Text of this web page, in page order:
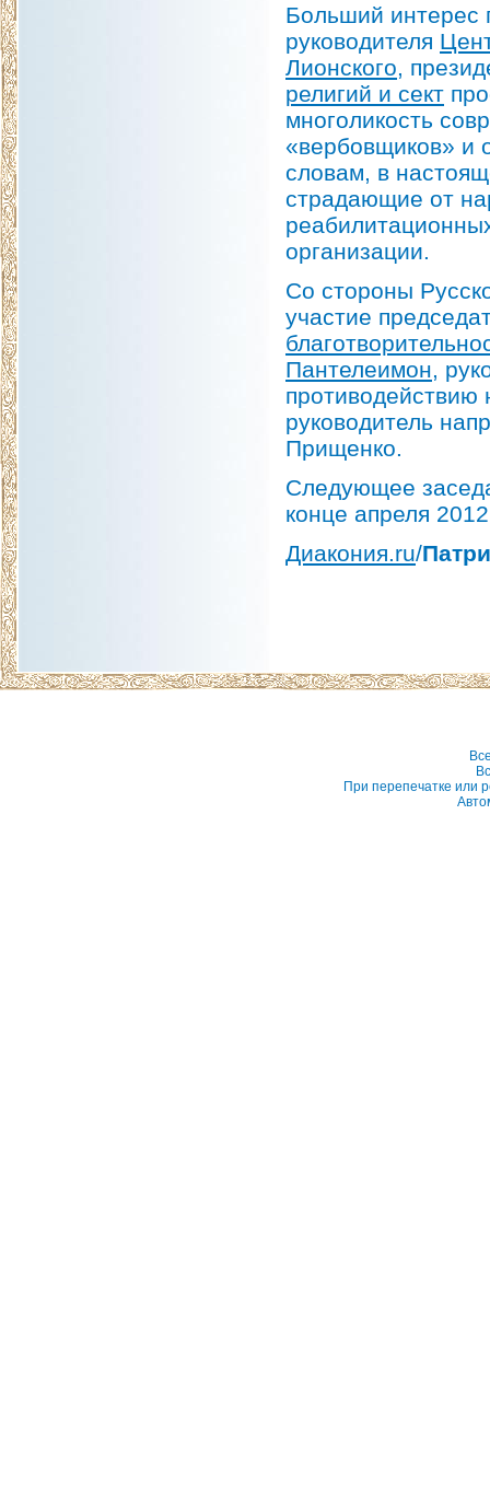
Больший интерес
руководителя
Лионского,
религий и сект
многоликость
«вербовщиков» и
словам, в
страдающие от
организации.
Со стороны
участие
Пантелеимон,
руководитель
Прищенко.
Следующее
конце апреля
Диакония.ru/
При перепечатке или